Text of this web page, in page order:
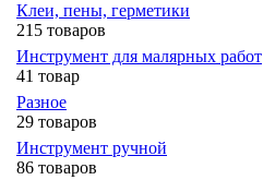
Клеи, пены, герметики
215 товаров
Инструмент для малярных работ
41 товар
Разное
29 товаров
Инструмент ручной
86 товаров